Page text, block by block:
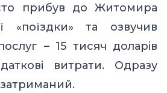
прибув до Житомира
«поїздки» та озвучив
– 15 тисяч доларів
витрати. Одразу
затриманий.